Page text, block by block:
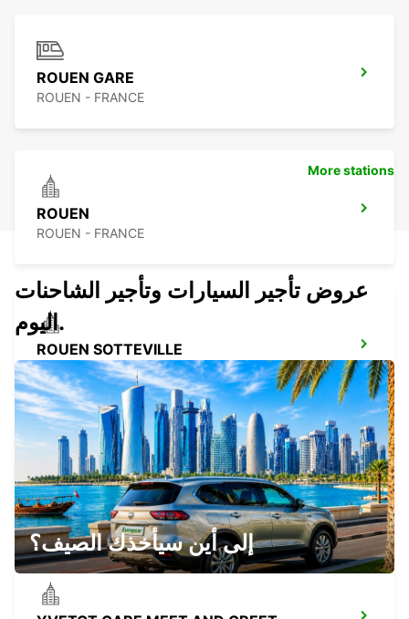
ROUEN GARE
ROUEN - FRANCE
ROUEN
ROUEN - FRANCE
ROUEN SOTTEVILLE
SOTTEVILLE LES ROUEN - FRANCE
YVETOT
YVETOT - FRANCE
More stations
عروض تأجير السيارات وتأجير الشاحنات
اليوم.
إلى أين سيأخذك الصيف؟